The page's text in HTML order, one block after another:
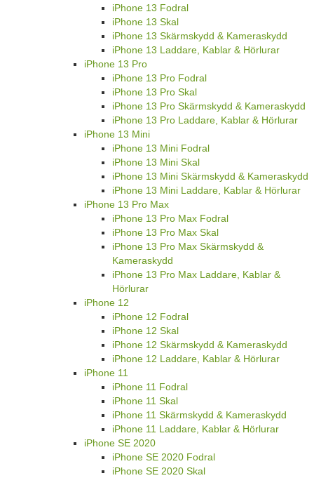
iPhone 13 Fodral
iPhone 13 Skal
iPhone 13 Skärmskydd & Kameraskydd
iPhone 13 Laddare, Kablar & Hörlurar
iPhone 13 Pro
iPhone 13 Pro Fodral
iPhone 13 Pro Skal
iPhone 13 Pro Skärmskydd & Kameraskydd
iPhone 13 Pro Laddare, Kablar & Hörlurar
iPhone 13 Mini
iPhone 13 Mini Fodral
iPhone 13 Mini Skal
iPhone 13 Mini Skärmskydd & Kameraskydd
iPhone 13 Mini Laddare, Kablar & Hörlurar
iPhone 13 Pro Max
iPhone 13 Pro Max Fodral
iPhone 13 Pro Max Skal
iPhone 13 Pro Max Skärmskydd &
Kameraskydd
iPhone 13 Pro Max Laddare, Kablar &
Hörlurar
iPhone 12
iPhone 12 Fodral
iPhone 12 Skal
iPhone 12 Skärmskydd & Kameraskydd
iPhone 12 Laddare, Kablar & Hörlurar
iPhone 11
iPhone 11 Fodral
iPhone 11 Skal
iPhone 11 Skärmskydd & Kameraskydd
iPhone 11 Laddare, Kablar & Hörlurar
iPhone SE 2020
iPhone SE 2020 Fodral
iPhone SE 2020 Skal